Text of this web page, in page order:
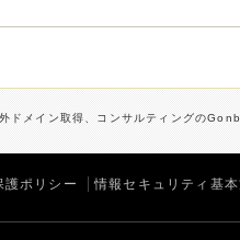
ドメイン取得、コンサルティングの
護ポリシー 情報セキュリティ基